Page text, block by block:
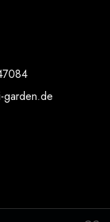
garden.de